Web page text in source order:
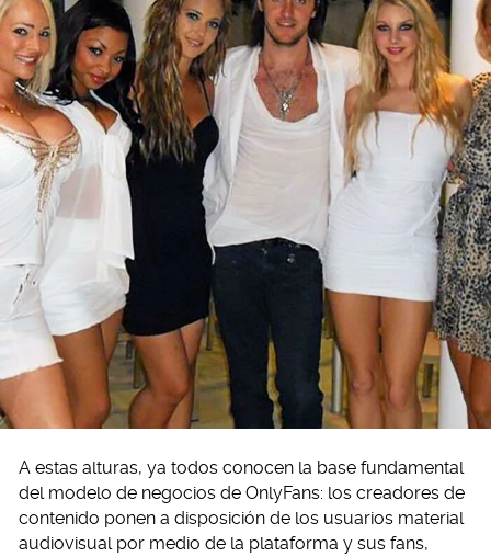
A estas alturas, ya todos conocen la base fundamental
del modelo de negocios de OnlyFans: los creadores de
contenido ponen a disposición de los usuarios material
audiovisual por medio de la plataforma y sus fans,